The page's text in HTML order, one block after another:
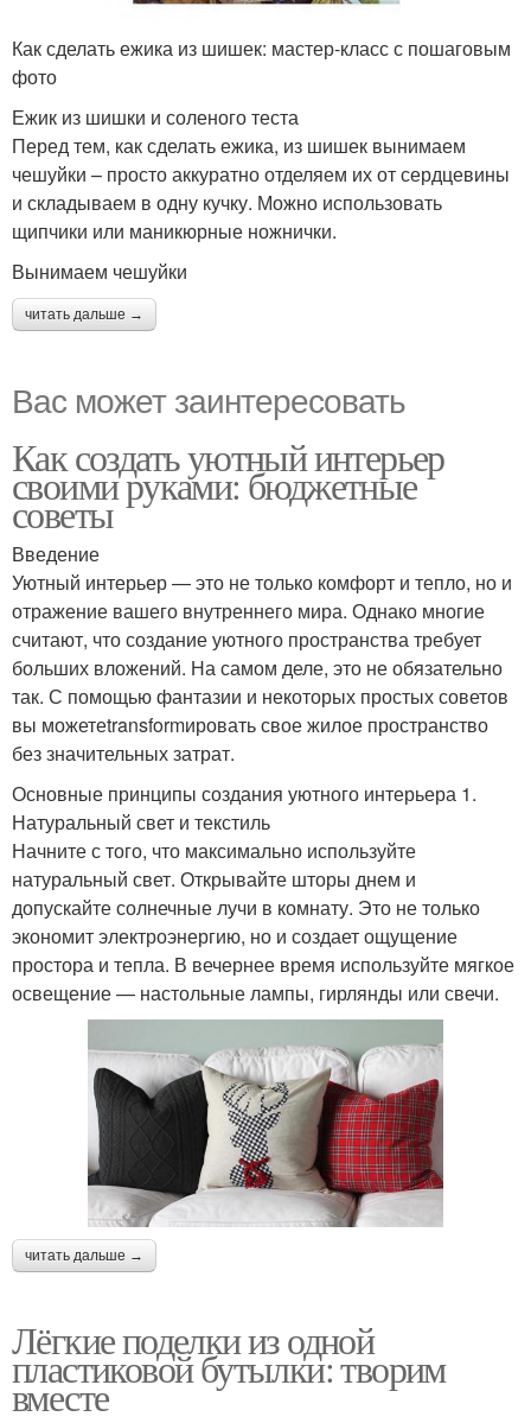
Как сделать ежика из шишек: мастер-класс с пошаговым
фото
Ежик из шишки и соленого теста
Перед тем, как сделать ежика, из шишек вынимаем
чешуйки – просто аккуратно отделяем их от сердцевины
и складываем в одну кучку. Можно использовать
щипчики или маникюрные ножнички.
Вынимаем чешуйки
читать дальше →
Вас может заинтересовать
Как создать уютный интерьер
своими руками: бюджетные
советы
Введение
Уютный интерьер — это не только комфорт и тепло, но и
отражение вашего внутреннего мира. Однако многие
считают, что создание уютного пространства требует
больших вложений. На самом деле, это не обязательно
так. С помощью фантазии и некоторых простых советов
вы можетеtransformировать свое жилое пространство
без значительных затрат.
Основные принципы создания уютного интерьера 1.
Натуральный свет и текстиль
Начните с того, что максимально используйте
натуральный свет. Открывайте шторы днем и
допускайте солнечные лучи в комнату. Это не только
экономит электроэнергию, но и создает ощущение
простора и тепла. В вечернее время используйте мягкое
освещение — настольные лампы, гирлянды или свечи.
читать дальше →
Лёгкие поделки из одной
пластиковой бутылки: творим
вместе